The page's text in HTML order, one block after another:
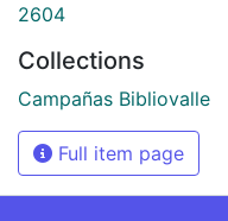
2604
Collections
Campañas Bibliovalle
Full item page